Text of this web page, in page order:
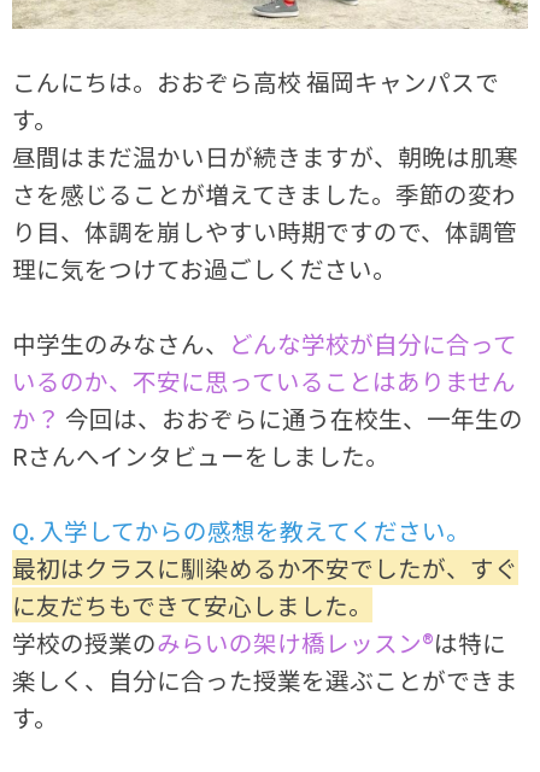
こんにちは。おおぞら高校 福岡キャンパスで
す。
昼間はまだ温かい日が続きますが、朝晩は肌寒
さを感じることが増えてきました。季節の変わ
り目、体調を崩しやすい時期ですので、体調管
理に気をつけてお過ごしください。
中学生のみなさん、 どんな学校が自分に合って
いるのか、不安に思っていることはありません
か？ 今回は、おおぞらに通う在校生、一年生の
Rさんへインタビューをしました。
Q. 入学してからの感想を教えてください。
最初はクラスに馴染めるか不安でしたが、すぐ
に友だちもできて安心しました。
学校の授業のみらいの架け橋レッスン®は特に
楽しく、自分に合った授業を選ぶことができま
す。